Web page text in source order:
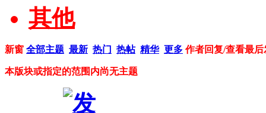
其他
新窗 全部主题 最新 热门 热帖 精华 更多 作者回复/查看最后
本版块或指定的范围内尚无主题